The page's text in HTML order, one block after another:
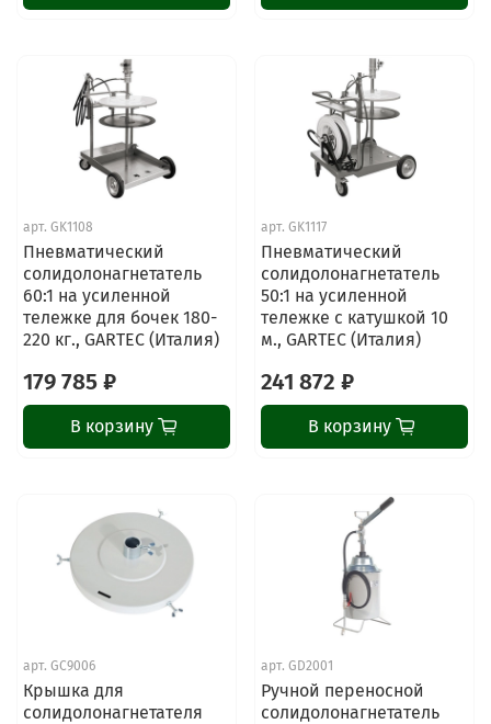
арт. GK1108
Пневматический
солидолонагнетатель
60:1 на усиленной
тележке для бочек 180-
220 кг., GARTEC (Италия)
179 785 ₽
В корзину
арт. GK1117
Пневматический
солидолонагнетатель
50:1 на усиленной
тележке с катушкой 10
м., GARTEC (Италия)
241 872 ₽
В корзину
арт. GC9006
Крышка для
солидолонагнетателя
арт. GD2001
Ручной переносной
солидолонагнетатель